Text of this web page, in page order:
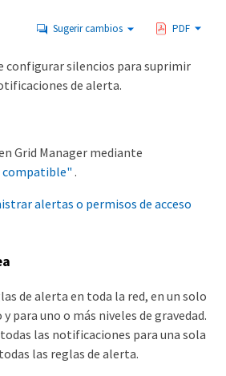
Sugerir cambios PDF
configurar silencios para suprimir
de alerta.
Grid Manager mediante
compatible" .
alertas o permisos de acceso
de alerta en toda la red, en un solo
para uno o más niveles de gravedad.
las notificaciones para una sola
las reglas de alerta.